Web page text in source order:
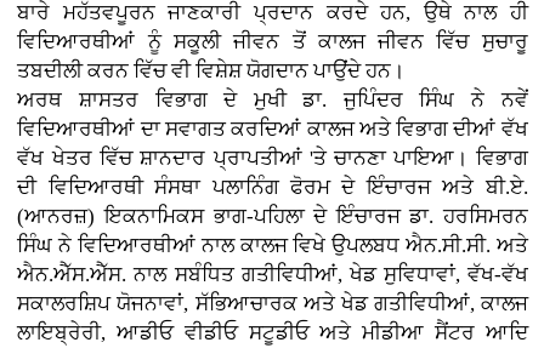
ਬਾਰੇ ਮਹੱਤਵਪੂਰਨ ਜਾਣਕਾਰੀ ਪ੍ਰਦਾਨ ਕਰਦੇ ਹਨ, ਉਥੇ ਨਾਲ ਹੀ
ਵਿਦਿਆਰਥੀਆਂ ਨੂੰ ਸਕੂਲੀ ਜੀਵਨ ਤੋਂ ਕਾਲਜ ਜੀਵਨ ਵਿੱਚ ਸੁਚਾਰੂ
ਤਬਦੀਲੀ ਕਰਨ ਵਿੱਚ ਵੀ ਵਿਸ਼ੇਸ਼ ਯੋਗਦਾਨ ਪਾਉਂਦੇ ਹਨ।
ਅਰਥ ਸ਼ਾਸਤਰ ਵਿਭਾਗ ਦੇ ਮੁਖੀ ਡਾ. ਜੁਪਿੰਦਰ ਸਿੰਘ ਨੇ ਨਵੇਂ
ਵਿਦਿਆਰਥੀਆਂ ਦਾ ਸਵਾਗਤ ਕਰਦਿਆਂ ਕਾਲਜ ਅਤੇ ਵਿਭਾਗ ਦੀਆਂ ਵੱਖ
ਵੱਖ ਖੇਤਰ ਵਿੱਚ ਸ਼ਾਨਦਾਰ ਪ੍ਰਾਪਤੀਆਂ 'ਤੇ ਚਾਨਣਾ ਪਾਇਆ। ਵਿਭਾਗ
ਦੀ ਵਿਦਿਆਰਥੀ ਸੰਸਥਾ ਪਲਾਨਿੰਗ ਫੋਰਮ ਦੇ ਇੰਚਾਰਜ ਅਤੇ ਬੀ.ਏ.
(ਆਨਰਜ਼) ਇਕਨਾਮਿਕਸ ਭਾਗ-ਪਹਿਲਾ ਦੇ ਇੰਚਾਰਜ ਡਾ. ਹਰਸਿਮਰਨ
ਸਿੰਘ ਨੇ ਵਿਦਿਆਰਥੀਆਂ ਨਾਲ ਕਾਲਜ ਵਿਖੇ ਉਪਲਬਧ ਐਨ.ਸੀ.ਸੀ. ਅਤੇ
ਐਨ.ਐੱਸ.ਐੱਸ. ਨਾਲ ਸਬੰਧਿਤ ਗਤੀਵਿਧੀਆਂ, ਖੇਡ ਸੁਵਿਧਾਵਾਂ, ਵੱਖ-ਵੱਖ
ਸਕਾਲਰਸ਼ਿਪ ਯੋਜਨਾਵਾਂ, ਸੱਭਿਆਚਾਰਕ ਅਤੇ ਖੇਡ ਗਤੀਵਿਧੀਆਂ, ਕਾਲਜ
ਲਾਇਬ੍ਰੇਰੀ, ਆਡੀਓ ਵੀਡੀਓ ਸਟੂਡੀਓ ਅਤੇ ਮੀਡੀਆ ਸੈਂਟਰ ਆਦਿ